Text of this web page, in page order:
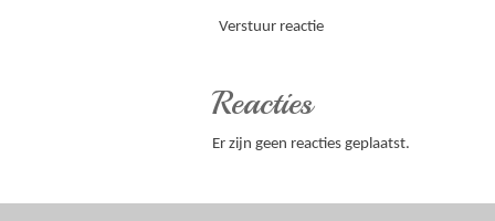
Verstuur reactie
Reacties
Er zijn geen reacties geplaatst.